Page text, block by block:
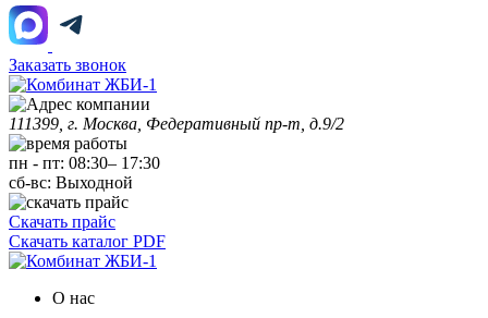
Заказать звонок
111399, г. Москва, Федеративный пр-т, д.9/2
пн - пт: 08:30– 17:30
сб-вс: Выходной
Скачать прайс
Скачать каталог PDF
О нас